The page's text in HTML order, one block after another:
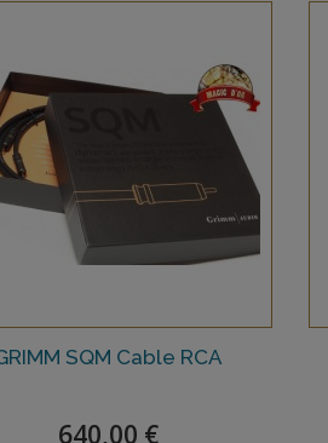
SQM Cable RCA
640,00 €